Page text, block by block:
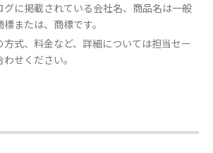
グに掲載されている会社名、商品名は一般
または、商標です。
式、料金など、詳細については担当セー
せください。